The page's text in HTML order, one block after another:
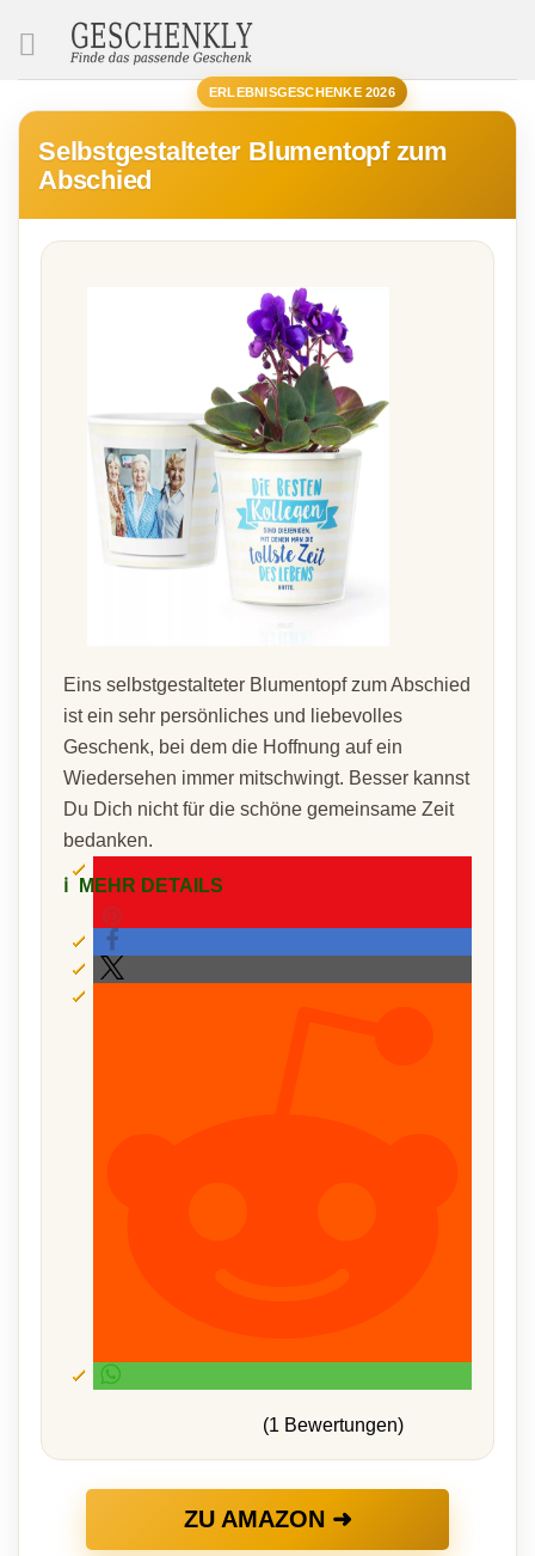
ERLEBNISGESCHENKE 2026
Selbstgestalteter Blumentopf zum
Abschied
Eins selbstgestalteter Blumentopf zum Abschied
ist ein sehr persönliches und liebevolles
Geschenk, bei dem die Hoffnung auf ein
Wiedersehen immer mitschwingt. Besser kannst
Du Dich nicht für die schöne gemeinsame Zeit
bedanken.
ℹ️ MEHR DETAILS
(1 Bewertungen)
ZU AMAZON ➜